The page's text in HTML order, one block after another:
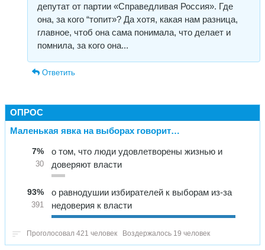
депутат от партии «Справедливая Россия». Где
она, за кого “топит»? Да хотя, какая нам разница,
главное, чтоб она сама понимала, что делает и
помнила, за кого она...
Ответить
ОПРОС
Маленькая явка на выборах говорит…
7%
30
о том, что люди удовлетворены жизнью и
доверяют власти
93%
391
о равнодушии избирателей к выборам из-за
недоверия к власти
Проголосовал 421 человек Воздержалось 19 человек